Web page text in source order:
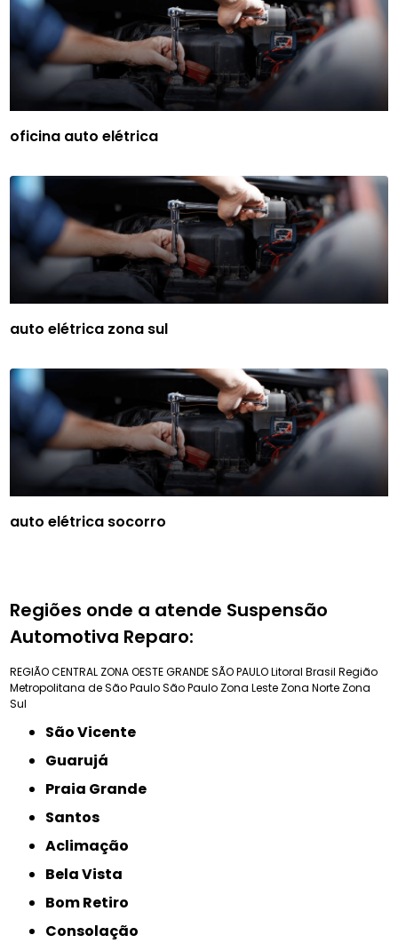
oficina auto elétrica
auto elétrica zona sul
auto elétrica socorro
Regiões onde a atende Suspensão
Automotiva Reparo:
REGIÃO CENTRAL ZONA OESTEGRANDE SÃO PAULOLitoral Brasil Região
Metropolitana de São PauloSão Paulo Zona Leste Zona Norte Zona
Sul
São Vicente
Guarujá
Praia Grande
Santos
Aclimação
Bela Vista
Bom Retiro
Consolação